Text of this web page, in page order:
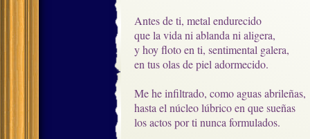
Antes de ti, metal endurecido
que la vida ni ablanda ni aligera,
y hoy floto en ti, sentimental galera,
en tus olas de piel adormecido.
Me he infiltrado, como aguas abrileñas,
hasta el núcleo lúbrico en que sueñas
los actos por ti nunca formulados.